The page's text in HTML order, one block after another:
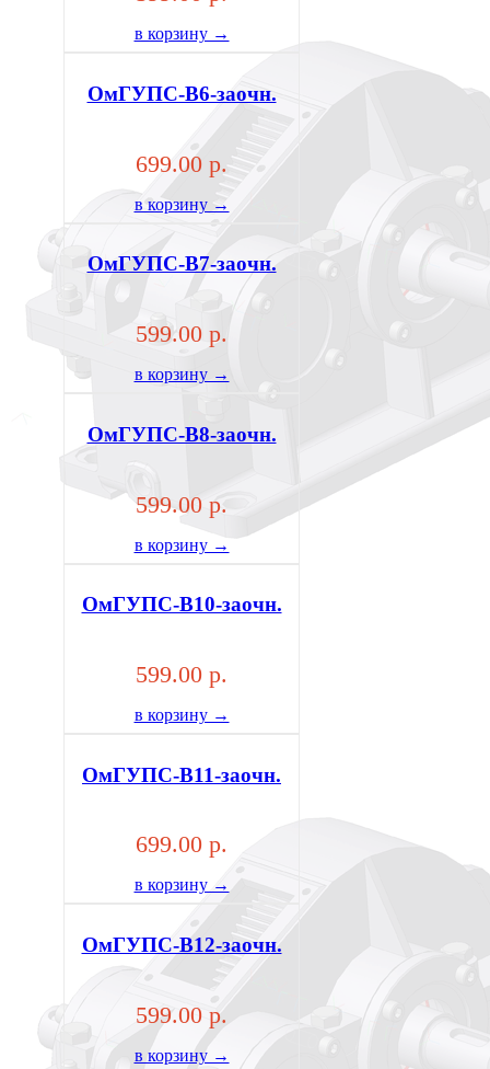
в корзину →
ОмГУПС-В6-заочн.
699.00 р.
в корзину →
ОмГУПС-В7-заочн.
599.00 р.
в корзину →
ОмГУПС-В8-заочн.
599.00 р.
в корзину →
ОмГУПС-В10-заочн.
599.00 р.
в корзину →
ОмГУПС-В11-заочн.
699.00 р.
в корзину →
ОмГУПС-В12-заочн.
599.00 р.
в корзину →